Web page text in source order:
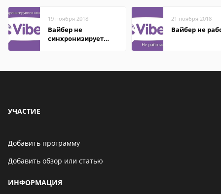
19 ноября 2018
Вайбер не
синхронизирует
21 ноября 2018
Вайбер не
УЧАСТИЕ
Добавить программу
Добавить обзор или статью
ИНФОРМАЦИЯ